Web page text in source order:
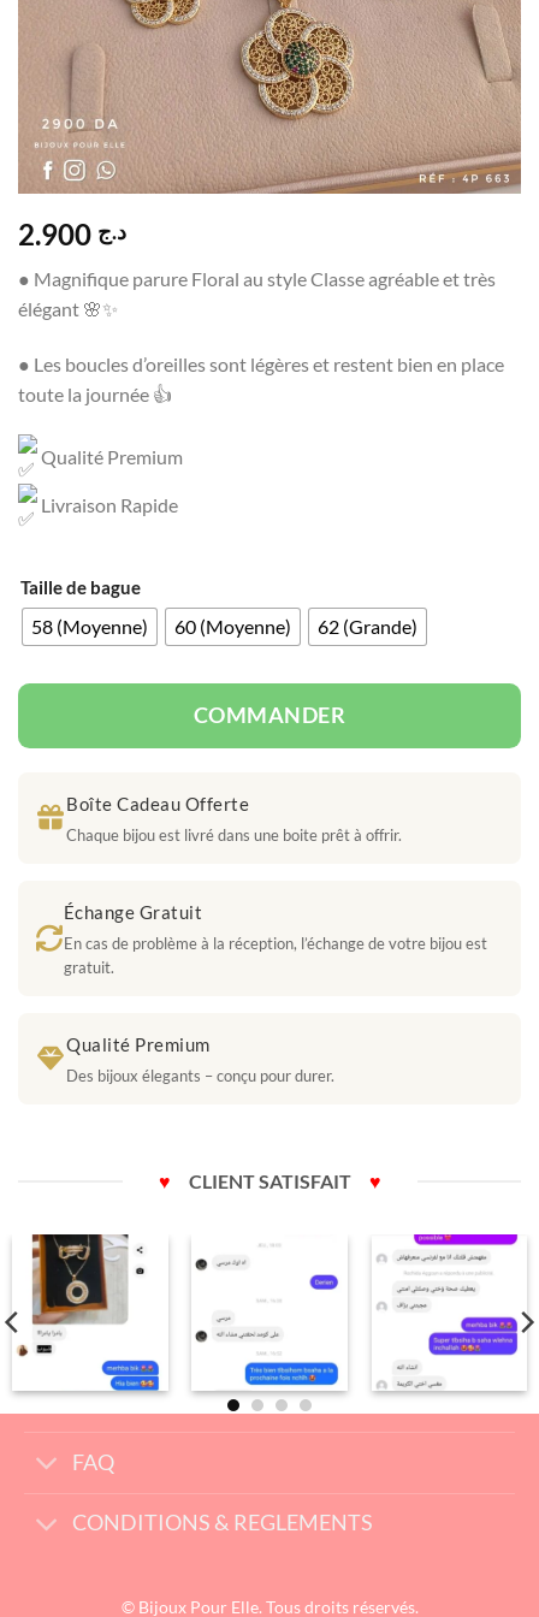
د.ج
● Magnifique parure Floral au style Classe agréable et très
élégant 🌸✨
● Les boucles d’oreilles sont légères et restent bien en place
toute la journée 👍
Qualité Premium
Livraison Rapide
Taille de bague
58 (Moyenne) 60 (Moyenne) 62 (Grande)
COMMANDER
Boîte Cadeau Offerte
Chaque bijou est livré dans une boite prêt à offrir.
Échange Gratuit
En cas de problème à la réception, l’échange de votre bijou est
gratuit.
Qualité Premium
Des bijoux élegants – conçu pour durer.
♥ CLIENT SATISFAIT ♥
FAQ
CONDITIONS & REGLEMENTS
© Bijoux Pour Elle. Tous droits réservés.